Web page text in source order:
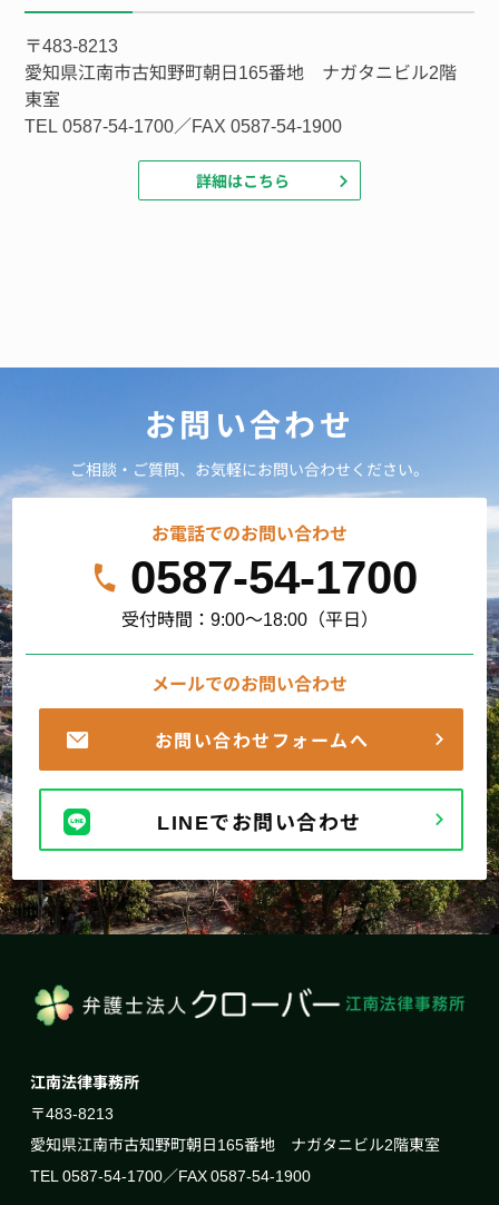
〒483-8213
愛知県江南市古知野町朝日165番地 ナガタニビル2階
東室
TEL 0587-54-1700／FAX 0587-54-1900
詳細はこちら
お問い合わせ
ご相談・ご質問、お気軽にお問い合わせください。
お電話でのお問い合わせ
0587-54-1700
受付時間：9:00～18:00（平日）
メールでのお問い合わせ
お問い合わせフォームへ
LINEでお問い合わせ
江南法律事務所
〒483-8213
愛知県江南市古知野町朝日165番地 ナガタニビル2階東室
TEL 0587-54-1700／FAX 0587-54-1900